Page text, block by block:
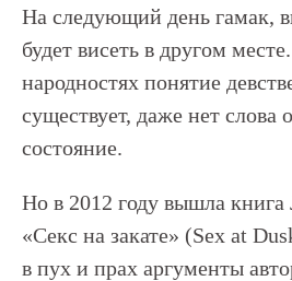
На следующий день гамак,
будет висеть в другом
народностях понятие
существует, даже нет
состояние.
Но в 2012 году вышла
«Секс на закате» (Sex at
в пух и прах аргументы